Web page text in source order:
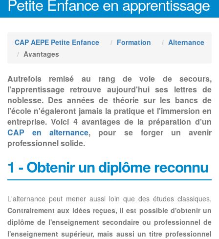
Petite Enfance en apprentissage
CAP AEPE Petite Enfance Formation
Alternance
Avantages
Autrefois remisé au rang de voie de secours,
l'apprentissage retrouve aujourd'hui ses lettres de
noblesse. Des années de théorie sur les bancs de
l'école n'égaleront jamais la pratique et l'immersion en
entreprise. Voici 4 avantages de la préparation d'un
CAP en alternance, pour se forger un avenir
professionnel solide.
1 - Obtenir un diplôme reconnu
L'alternance peut mener aussi loin que des études classiques.
Contrairement aux idées reçues, il est possible d'obtenir un
diplôme de l'enseignement secondaire ou professionnel de
l'enseignement supérieur, mais aussi un titre professionnel